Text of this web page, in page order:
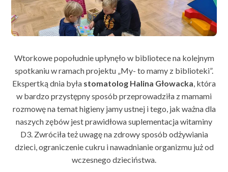
Wtorkowe popołudnie upłynęło w bibliotece na kolejnym
spotkaniu w ramach projektu „My- to mamy z biblioteki”.
Ekspertką dnia była stomatolog Halina Głowacka , która
w bardzo przystępny sposób przeprowadziła z mamami
rozmowę na temat higieny jamy ustnej i tego, jak ważna dla
naszych zębów jest prawidłowa suplementacja witaminy
D3. Zwróciła też uwagę na zdrowy sposób odżywiania
dzieci, ograniczenie cukru i nawadnianie organizmu już od
wczesnego dzieciństwa.